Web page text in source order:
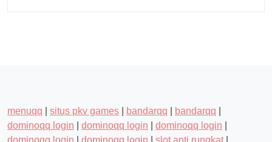
menuqq situs pkv games bandarqq bandarqq
dominoqq login
dominoqq login dominoqq login